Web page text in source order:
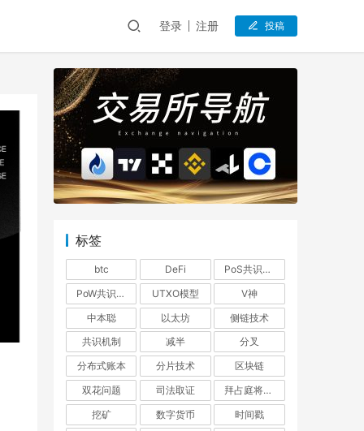
登录 注册 投稿
标签
btc DeFi
PoS共识机制
PoW共识机制
UTXO模型
V神
中本聪
以太坊
侧链技术
共识机制
减半
分叉
分布式账本
分片技术
区块链
双花问题
司法取证
拜占庭将军问题
挖矿
数字货币
时间戳